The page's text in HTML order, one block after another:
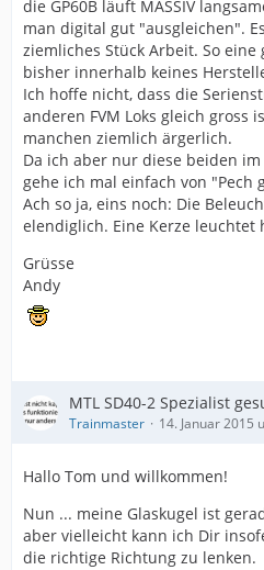
die GP60B läuft MASSIV
man digital gut "ausgleichen".
ziemliches Stück Arbeit. So
bisher innerhalb keines
Ich hoffe nicht, dass die
anderen FVM Loks gleich gross
manchen ziemlich ärgerlich.
Da ich aber nur diese beiden
gehe ich mal einfach von "Pech
Ach so ja, eins noch: Die
elendiglich. Eine Kerze leuchtet
Grüsse
Andy
MTL SD40-2 Spezialist
Trainmaster 14. Januar 2015
Hallo Tom und willkommen!
Nun ... meine Glaskugel ist
aber vielleicht kann ich Dir
die richtige Richtung zu lenken.